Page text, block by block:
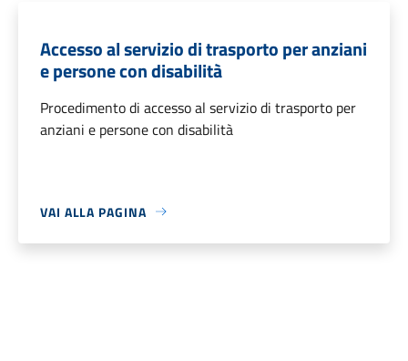
Accesso al servizio di trasporto per anziani
e persone con disabilità
Procedimento di accesso al servizio di trasporto per
anziani e persone con disabilità
VAI ALLA PAGINA